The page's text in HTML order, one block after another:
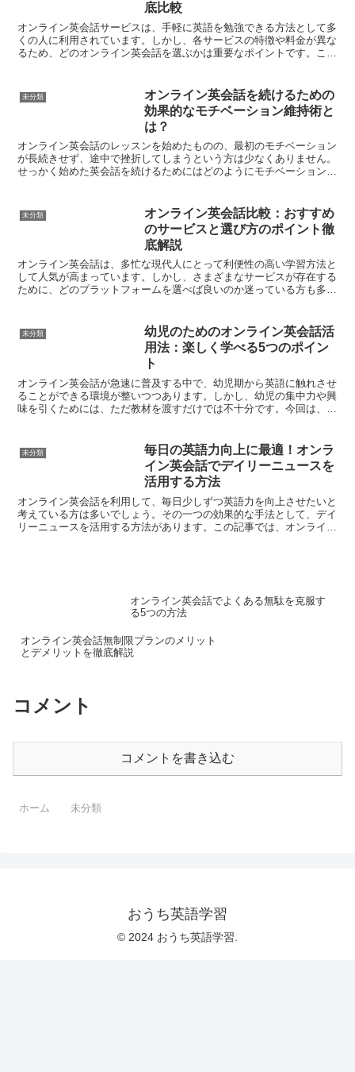
底比較
オンライン英会話サービスは、手軽に英語を勉強できる方法として多
くの人に利用されています。しかし、各サービスの特徴や料金が異な
るため、どのオンライン英会話を選ぶかは重要なポイントです。この
未分類
オンライン英会話を続けるための
効果的なモチベーション維持術と
は？
オンライン英会話のレッスンを始めたものの、最初のモチベーション
が長続きせず、途中で挫折してしまうという方は少なくありません。
せっかく始めた英会話を続けるためにはどのようにモチベーションを
未分類
オンライン英会話比較：おすすめ
のサービスと選び方のポイント徹
底解説
オンライン英会話は、多忙な現代人にとって利便性の高い学習方法と
して人気が高まっています。しかし、さまざまなサービスが存在する
ために、どのプラットフォームを選べば良いのか迷っている方も多い
未分類
幼児のためのオンライン英会話活
用法：楽しく学べる5つのポイン
ト
オンライン英会話が急速に普及する中で、幼児期から英語に触れさせ
ることができる環境が整いつつあります。しかし、幼児の集中力や興
味を引くためには、ただ教材を渡すだけでは不十分です。今回は、幼
未分類
毎日の英語力向上に最適！オンラ
イン英会話でデイリーニュースを
活用する方法
オンライン英会話を利用して、毎日少しずつ英語力を向上させたいと
考えている方は多いでしょう。その一つの効果的な手法として、デイ
リーニュースを活用する方法があります。この記事では、オンライン
オンライン英会話でよくある無駄を克服す
る5つの方法
オンライン英会話無制限プランのメリット
とデメリットを徹底解説
コメント
コメントを書き込む
ホーム 未分類
おうち英語学習
© 2024 おうち英語学習.